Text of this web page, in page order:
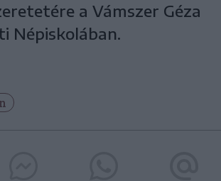
a Vámszer Géza
Népiskolában.